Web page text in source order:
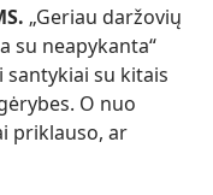
„Geriau daržovių
su neapykanta“
santykiai su kitais
O nuo
priklauso, ar